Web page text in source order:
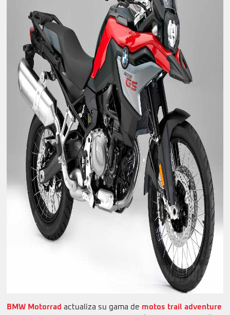
BMW Motorrad actualiza su gama de motos trail adventure